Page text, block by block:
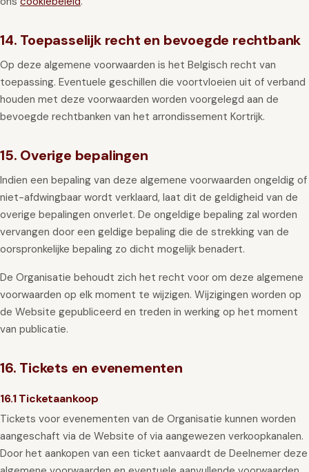
14. Toepasselijk recht en bevoegde rechtbank
Op deze algemene voorwaarden is het Belgisch recht van
toepassing. Eventuele geschillen die voortvloeien uit of verband
houden met deze voorwaarden worden voorgelegd aan de
bevoegde rechtbanken van het arrondissement Kortrijk.
15. Overige bepalingen
Indien een bepaling van deze algemene voorwaarden ongeldig of
niet-afdwingbaar wordt verklaard, laat dit de geldigheid van de
overige bepalingen onverlet. De ongeldige bepaling zal worden
vervangen door een geldige bepaling die de strekking van de
oorspronkelijke bepaling zo dicht mogelijk benadert.
De Organisatie behoudt zich het recht voor om deze algemene
voorwaarden op elk moment te wijzigen. Wijzigingen worden op
de Website gepubliceerd en treden in werking op het moment
van publicatie.
16. Tickets en evenementen
16.1 Ticketaankoop
Tickets voor evenementen van de Organisatie kunnen worden
aangeschaft via de Website of via aangewezen verkoopkanalen.
Door het aankopen van een ticket aanvaardt de Deelnemer deze